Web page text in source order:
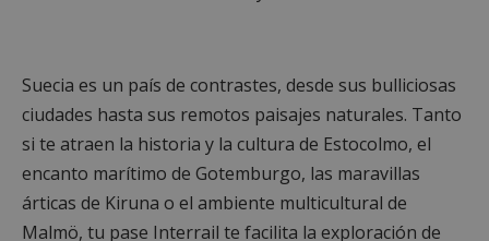
Suecia es un país de contrastes, desde sus bulliciosas
ciudades hasta sus remotos paisajes naturales. Tanto
si te atraen la historia y la cultura de Estocolmo, el
encanto marítimo de Gotemburgo, las maravillas
árticas de Kiruna o el ambiente multicultural de
Malmö, tu pase Interrail te facilita la exploración de